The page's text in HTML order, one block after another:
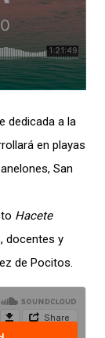
dedicada a la
en playas
San
Hacete
docentes y
de Pocitos.